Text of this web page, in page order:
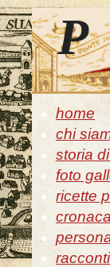
home
chi
storia
foto
ricette